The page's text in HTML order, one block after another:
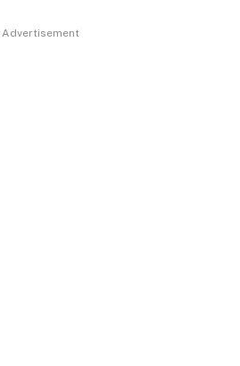
Advertisement